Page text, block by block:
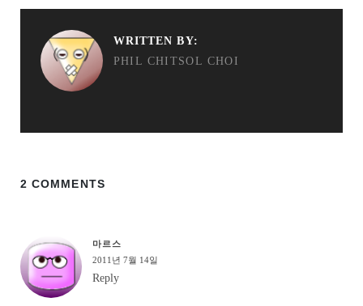
WRITTEN BY:
PHIL CHITSOL CHOI
2 COMMENTS
마르스
2011년 7월 14일
Reply